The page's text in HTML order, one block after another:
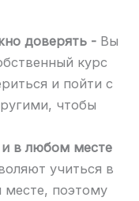
доверять - Вы
курс
и пойти с
чтобы
в любом месте
учиться в
поэтому